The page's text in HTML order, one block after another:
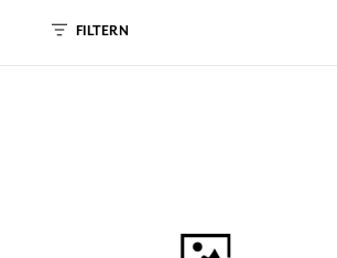
FILTERN